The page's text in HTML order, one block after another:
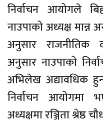
निर्वाचन आयोगले
नाउपाको अध्यक्ष
अनुसार राजनीतिक
अनुसार नाउपाको
अभिलेख अद्यावधिक
निर्वाचन आयोगमा
अध्यक्षमा रञ्जिता श्रेष्ठ